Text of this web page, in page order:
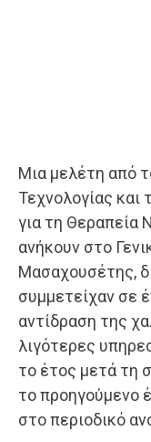
Μια μελέτη από
Τεχνολογίας και
για τη Θεραπεία
ανήκουν στο
Μασαχουσέτης,
συμμετείχαν σε
αντίδραση της
λιγότερες
το έτος μετά τη
το προηγούμενο
στο περιοδικό